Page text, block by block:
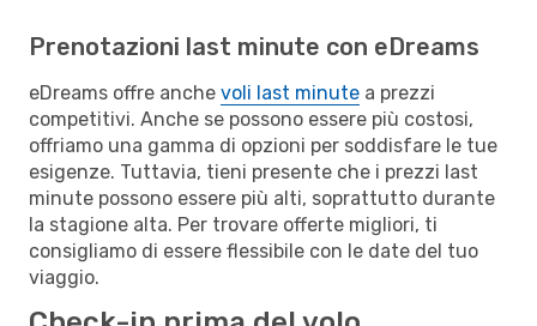
Prenotazioni last minute con eDreams
eDreams offre anche voli last minute a prezzi
competitivi. Anche se possono essere più costosi,
offriamo una gamma di opzioni per soddisfare le tue
esigenze. Tuttavia, tieni presente che i prezzi last
minute possono essere più alti, soprattutto durante
la stagione alta. Per trovare offerte migliori, ti
consigliamo di essere flessibile con le date del tuo
viaggio.